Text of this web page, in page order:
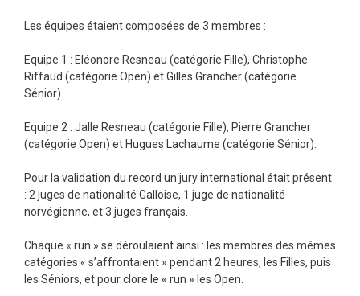
Les équipes étaient composées de 3 membres :
Equipe 1 : Eléonore Resneau (catégorie Fille), Christophe
Riffaud (catégorie Open) et Gilles Grancher (catégorie
Sénior).
Equipe 2 : Jalle Resneau (catégorie Fille), Pierre Grancher
(catégorie Open) et Hugues Lachaume (catégorie Sénior).
Pour la validation du record un jury international était présent
: 2 juges de nationalité Galloise, 1 juge de nationalité
norvégienne, et 3 juges français.
Chaque « run » se déroulaient ainsi : les membres des mêmes
catégories « s’affrontaient » pendant 2 heures, les Filles, puis
les Séniors, et pour clore le « run » les Open.